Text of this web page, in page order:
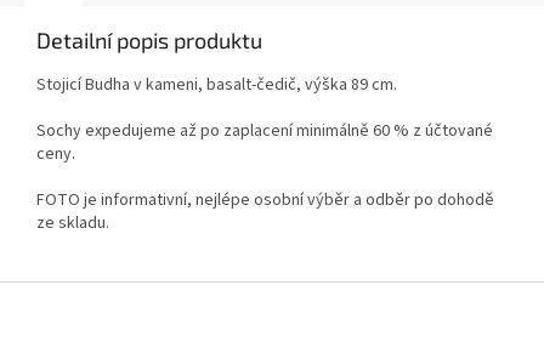
Detailní popis produktu
Stojicí Budha v kameni, basalt-čedič, výška 89 cm.
Sochy expedujeme až po zaplacení minimálně 60 % z účtované
ceny.
FOTO je informativní, nejlépe osobní výběr a odběr po dohodě
ze skladu.